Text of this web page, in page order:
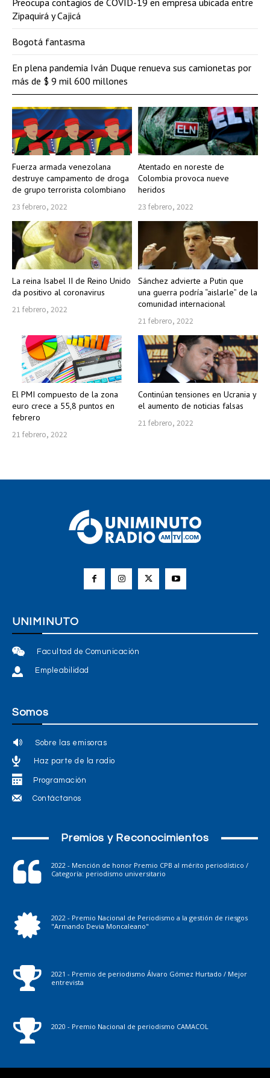
Fuerza armada venezolana
destruye campamento de droga
de grupo terrorista colombiano
23 febrero, 2022
Atentado en noreste de
Colombia provoca nueve
heridos
23 febrero, 2022
La reina Isabel II de Reino Unido
da positivo al coronavirus
21 febrero, 2022
Sánchez advierte a Putin que
una guerra podría “aislarle” de la
comunidad internacional
21 febrero, 2022
El PMI compuesto de la zona
euro crece a 55,8 puntos en
febrero
21 febrero, 2022
Continúan tensiones en Ucrania y
el aumento de noticias falsas
21 febrero, 2022
Preocupa contagios de COVID-19 en empresa ubicada entre
Zipaquirá y Cajicá
Bogotá fantasma
En plena pandemia Iván Duque renueva sus camionetas por
más de $ 9 mil 600 millones
UNIMINUTO
Facultad de Comunicación
Empleabilidad
Somos
Sobre las emisoras
Haz parte de la radio
Programación
Contáctanos
Premios y Reconocimientos
2022 - Mención de honor Premio CPB al mérito periodístico /
Categoría: periodismo universitario
2022 - Premio Nacional de Periodismo a la gestión de riesgos
"Armando Devia Moncaleano"
2021 - Premio de periodismo Álvaro Gómez Hurtado / Mejor
entrevista
2020 - Premio Nacional de periodismo CAMACOL